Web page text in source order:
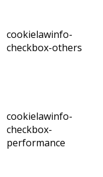
cookielawinfo-
checkbox-others
cookielawinfo-
checkbox-
performance